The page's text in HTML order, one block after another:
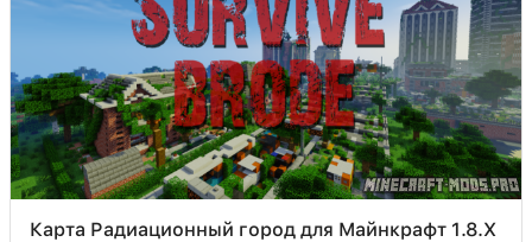
Карта Радиационный город для Майнкрафт 1.8.X